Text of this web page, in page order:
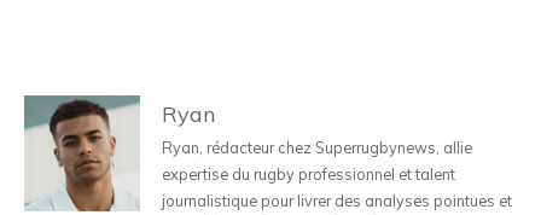
Ryan
Ryan, rédacteur chez Superrugbynews, allie
expertise du rugby professionnel et talent
journalistique pour livrer des analyses pointues et